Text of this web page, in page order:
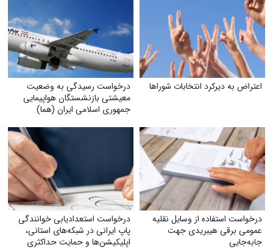
اعتراض به دیرکرد انتخابات شوراها
درخواست رسیدگی به وضعیت
معیشتی بازنشستگان هواپیمایی
جمهوری اسلامی ایران (هما)
درخواست استفاده از وسایل نقلیه
عمومی برقی هیبریدی جهت
جابه‌جایی
درخواست استعدادیابی خوانندگی
پاپ ایرانی در شبکه‌های استانی،
اپلیکیشن‌ها و حمایت حداکثری